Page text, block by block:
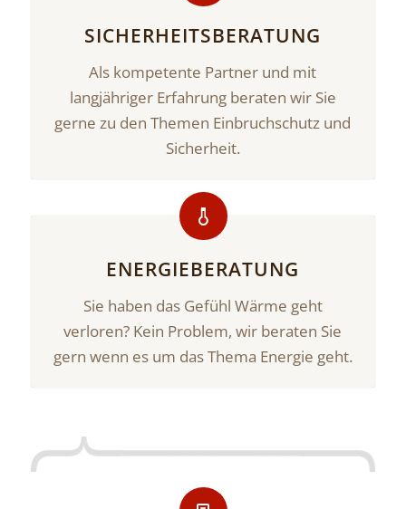
SICHERHEITSBERATUNG
Als kompetente Partner und mit
langjähriger Erfahrung beraten wir Sie
gerne zu den Themen Einbruchschutz und
Sicherheit.
ENERGIEBERATUNG
Sie haben das Gefühl Wärme geht
verloren? Kein Problem, wir beraten Sie
gern wenn es um das Thema Energie geht.